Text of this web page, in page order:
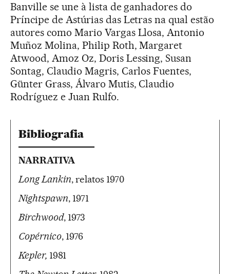
Banville se une à lista de ganhadores do
Príncipe de Astúrias das Letras na qual estão
autores como Mario Vargas Llosa, Antonio
Muñoz Molina, Philip Roth, Margaret
Atwood, Amoz Oz, Doris Lessing, Susan
Sontag, Claudio Magris, Carlos Fuentes,
Günter Grass, Álvaro Mutis, Claudio
Rodríguez e Juan Rulfo.
Bibliografia
NARRATIVA
Long Lankin, relatos 1970
Nightspawn, 1971
Birchwood, 1973
Copérnico, 1976
Kepler, 1981